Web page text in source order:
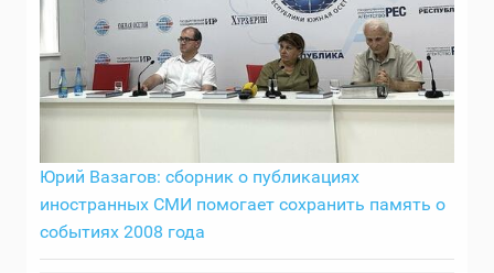
Юрий Вазагов: сборник о публикациях
иностранных СМИ помогает сохранить память о
событиях 2008 года